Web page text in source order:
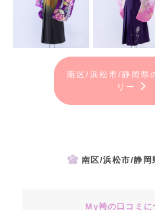
南区/浜松市/静岡県
リー
南区/浜松市/静岡
My袴の口コミに